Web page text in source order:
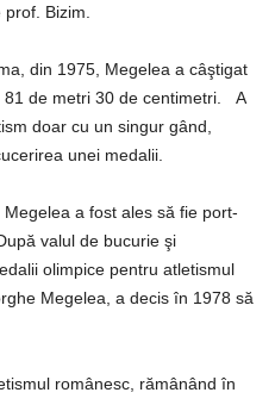
Bizim.
din 1975, Megelea a câştigat
81 de metri 30 de centimetri. A
doar cu un singur gând,
unei medalii.
a fost ales să fie port-
valul de bucurie şi
olimpice pentru atletismul
Megelea, a decis în 1978 să
românesc, rămânând în